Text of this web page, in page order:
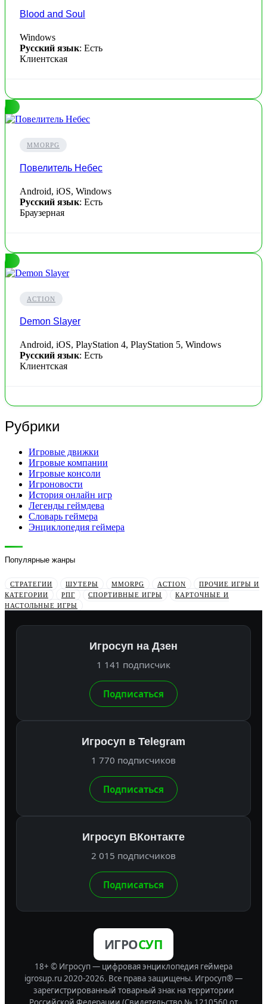
Blood and Soul
Windows
Русский язык: Есть
Клиентская
MMORPG
Повелитель Небес
Android, iOS, Windows
Русский язык: Есть
Браузерная
ACTION
Demon Slayer
Android, iOS, PlayStation 4, PlayStation 5, Windows
Русский язык: Есть
Клиентская
Рубрики
Игровые движки
Игровые компании
Игровые консоли
Игроновости
История онлайн игр
Легенды геймдева
Словарь геймера
Энциклопедия геймера
Популярные жанры
СТРАТЕГИИ ШУТЕРЫ MMORPG ACTION
ПРОЧИЕ ИГРЫ И
КАТЕГОРИИ
РПГ СПОРТИВНЫЕ ИГРЫ
КАРТОЧНЫЕ И
НАСТОЛЬНЫЕ ИГРЫ
Игросуп на Дзен
1 141 подписчик
Подписаться
Игросуп в Telegram
1 770 подписчиков
Подписаться
Игросуп ВКонтакте
2 015 подписчиков
Подписаться
ИГРОСУП
18+ © Игросуп — цифровая энциклопедия геймера
igrosup.ru 2020-2026. Все права защищены. Игросуп® —
зарегистрированный товарный знак на территории